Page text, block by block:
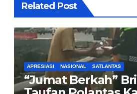
Related Post
APRESIASI NASIONAL SATLANTAS
“Jumat Berkah”